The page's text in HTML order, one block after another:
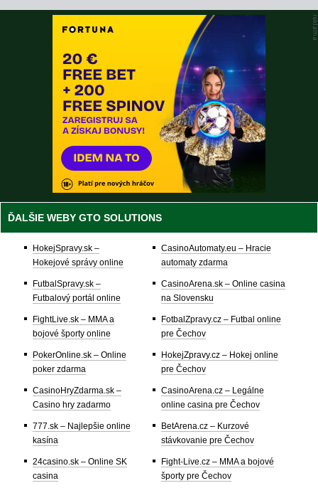
ĎALŠIE WEBY GTO SOLUTIONS
HokejSpravy.sk –
Hokejové správy online
FutbalSpravy.sk –
Futbalový portál online
FightLive.sk – MMA a
bojové športy online
PokerOnline.sk – Online
poker zdarma
CasinoHryZdarma.sk –
Casino hry zadarmo
777.sk – Najlepšie online
kasína
24casino.sk – Online SK
casina
CasinoAutomaty.eu – Hracie
automaty zdarma
CasinoArena.sk – Online casina
na Slovensku
FotbalZpravy.cz – Futbal online
pre Čechov
HokejZpravy.cz – Hokej online
pre Čechov
CasinoArena.cz – Legálne
online casina pre Čechov
BetArena.cz – Kurzové
stávkovanie pre Čechov
Fight-Live.cz – MMA a bojové
športy pre Čechov